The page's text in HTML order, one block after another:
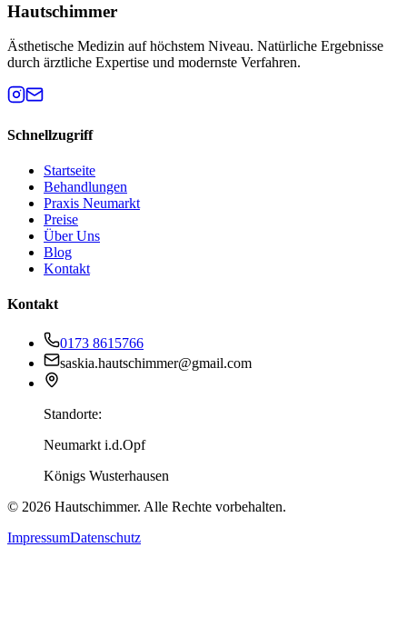
Hautschimmer
Ästhetische Medizin auf höchstem Niveau. Natürliche Ergebnisse
durch ärztliche Expertise und modernste Verfahren.
Schnellzugriff
Startseite
Behandlungen
Praxis Neumarkt
Preise
Über Uns
Blog
Kontakt
Kontakt
0173 8615766
saskia.hautschimmer@gmail.com
Standorte:
Neumarkt i.d.Opf
Königs Wusterhausen
© 2026 Hautschimmer. Alle Rechte vorbehalten.
ImpressumDatenschutz